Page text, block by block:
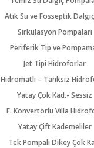
Atık Su ve Fosseptik
Sirkülasyon Pompaları
Periferik Tip ve
Jet Tipi Hidroforlar
Hidromatlı – Tanksız
Yatay Çok Kad.- Sessiz
F. Konvertörlü Villa
Yatay Çift Kademeliler
Tek Pompalı Dikey Çok